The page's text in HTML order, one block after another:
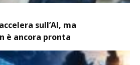
sull’AI, ma
è ancora pronta